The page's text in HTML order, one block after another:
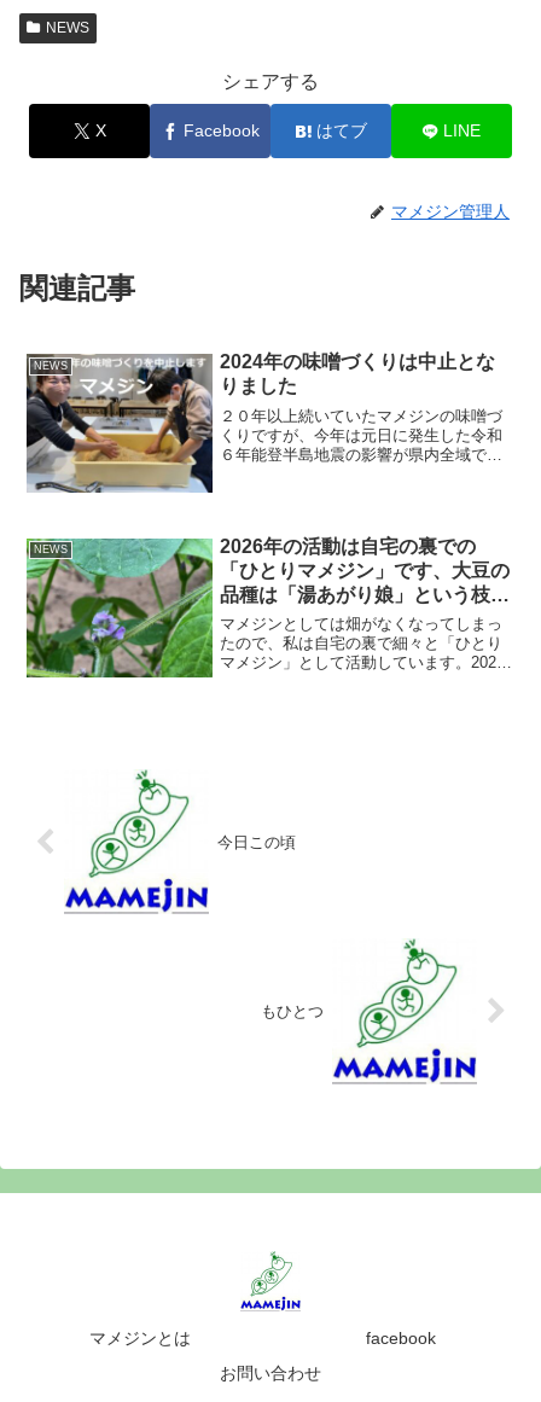
NEWS
シェアする
X Facebook はてブ LINE
マメジン管理人
関連記事
NEWS
2024年の味噌づくりは中止とな
りました
２０年以上続いていたマメジンの味噌づ
くりですが、今年は元日に発生した令和
６年能登半島地震の影響が県内全域で大
て仮予約していた近江町市...
NEWS
2026年の活動は自宅の裏での
「ひとりマメジン」です、大豆の
品種は「湯あがり娘」という枝豆
品種です
マメジンとしては畑がなくなってしまっ
たので、私は自宅の裏で細々と「ひとり
マメジン」として活動しています。2026
今日この頃
もひとつ
マメジンとは
facebook
お問い合わせ